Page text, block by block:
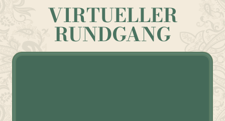
VIRTUELLER
RUNDGANG
EINE REISE DURCH UNSER RESTURANT